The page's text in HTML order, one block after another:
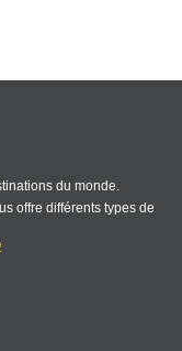
du monde.
offre différents types de